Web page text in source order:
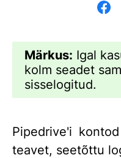
Märkus: Igal
kolm seadet
sisselogitud.
Pipedrive'i
teavet, seetõttu